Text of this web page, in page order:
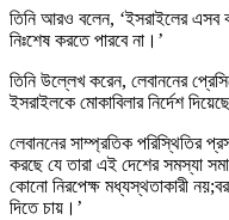
তিনি আরও বলেন, ‘ইসরাইলের এসব
নিঃশেষ করতে পারবে না।’
তিনি উল্লেখ করেন, লেবাননের
ইসরাইলকে মোকাবিলার নির্দেশ
লেবাননের সাম্প্রতিক পরিস্থিতির
করছে যে তারা এই দেশের সমস্যা
কোনো নিরপেক্ষ মধ্যস্থতাকারী
দিতে চায়।’